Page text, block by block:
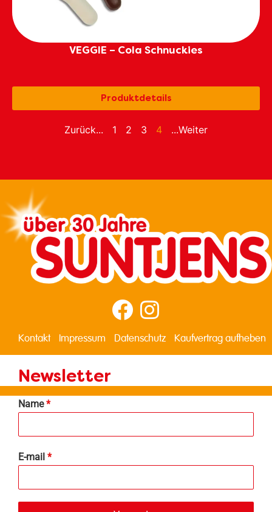
VEGGIE – Cola Schnuckies
Produktdetails
Zurück... 1 2 3 4 ...Weiter
Newsletter
Name*
E-mail *
Kontakt Impressum Datenschutz Kaufvertrag aufheben